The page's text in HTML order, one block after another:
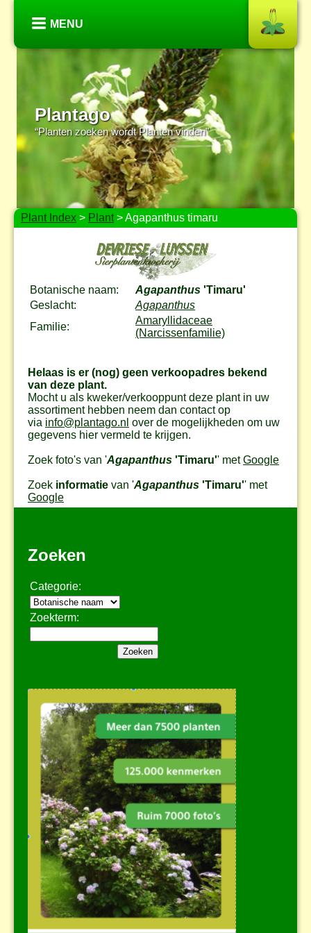
MENU
Plantago
“Planten zoeken wordt Planten vinden”
Plant Index > Plant> Agapanthus timaru
Botanische naam: Agapanthus 'Timaru'
Geslacht:
Agapanthus
Familie:
Amaryllidaceae
(Narcissenfamilie)
Helaas is er (nog) geen verkoopadres bekend
van deze plant.
Mocht u als kweker/verkooppunt deze plant in uw
assortiment hebben neem dan contact op
via info@plantago.nl over de mogelijkheden om uw
gegevens hier vermeld te krijgen.
Zoek foto's van 'Agapanthus 'Timaru'' metGoogle
Zoek informatie van 'Agapanthus 'Timaru'' met
Google
Zoeken
Categorie:
Zoekterm: